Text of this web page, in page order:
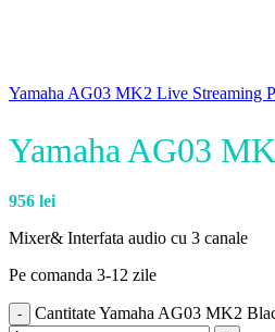
Yamaha AG03 MK2 Live Streaming
Yamaha AG03
956 lei
Mixer& Interfata audio cu 3 canale
Pe comanda 3-12 zile
Cantitate Yamaha AG03 MK2